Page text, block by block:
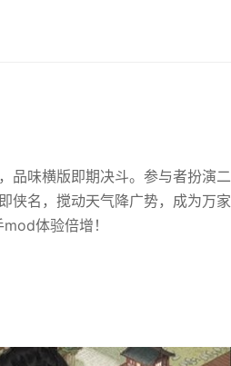
品味横版即期决斗。参与者扮演二
侠名，搅动天气降广势，成为万家
体验倍增！